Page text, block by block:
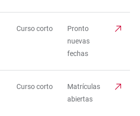
Curso corto
Pronto
nuevas
fechas
Curso corto
Matrículas
abiertas